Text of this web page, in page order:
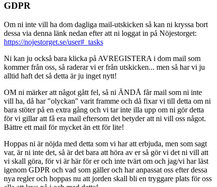
GDPR
Om ni inte vill ha dom dagliga mail-utskicken så kan ni kryssa bort
dessa via denna länk nedan efter att ni loggat in på Nöjestorget:
https://nojestorget.se/user#_tasks
Ni kan ju också bara klicka på AVREGISTERA i dom mail som
kommer från oss, så raderar vi er från utskicken... men så har vi ju
alltid haft det så detta är ju inget nytt!
OM ni märker att något gått fel, så ni ÄNDÅ får mail som ni inte
vill ha, då har "olyckan" varit framme och då fixar vi till detta om ni
bara stöter på en extra gång och vi tar inte illa upp om ni gör detta
för vi gillar att få era mail eftersom det betyder att ni vill oss något.
Bättre ett mail för mycket än ett för lite!
Hoppas ni är nöjda med detta som vi har att erbjuda, men som sagt
var, är ni inte det, så är det bara att höra av er så gör vi det ni vill att
vi skall göra, för vi är här för er och inte tvärt om och jag/vi har läst
igenom GDPR och vad som gäller och har anpassat oss efter dessa
nya regler och hoppas nu att jorden skall bli en tryggare plats för oss